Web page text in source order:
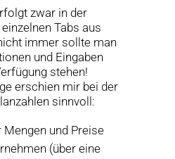
zwar in der
Tabs aus
immer sollte man
und Eingaben
stehen!
erschien mir bei der
sinnvoll:
und Preise
(über eine